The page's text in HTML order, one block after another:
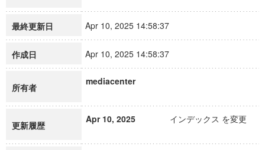
最終更新日 Apr 10, 2025 14:58:37
作成日 Apr 10, 2025 14:58:37
所有者
mediacenter
更新履歴
Apr 10, 2025 インデックス を変更